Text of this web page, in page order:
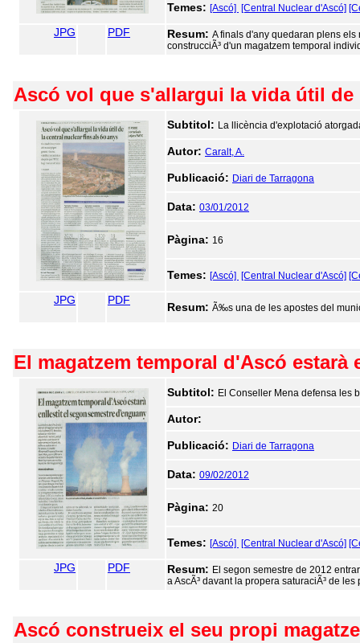
Temes: [Ascó] [Central Nuclear d'Ascó]
JPG PDF Resum: A finals d'any quedaran plens els
construcciÃ³ d'un magatzem temporal
Ascó vol que s'allargui la vida útil
Subtitol: La llicència d'explotació
Autor: Caralt, A.
Publicació: Diari de Tarragona
Data: 03/01/2012
Pàgina: 16
Temes: [Ascó] [Central Nuclear d'Ascó]
JPG PDF
Resum: Ã‰s una de les apostes del
El magatzem temporal d'Ascó
Subtitol: El Conseller Mena defensa les
Autor:
Publicació: Diari de Tarragona
Data: 09/02/2012
Pàgina: 20
Temes: [Ascó] [Central Nuclear d'Ascó]
JPG PDF Resum: El segon semestre de 2012
a AscÃ³ davant la propera saturaciÃ³ de
Ascó construeix el seu propi